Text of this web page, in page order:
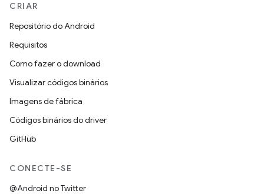
CRIAR
Repositório do Android
Requisitos
Como fazer o download
Visualizar códigos binários
Imagens de fábrica
Códigos binários do driver
GitHub
CONECTE-SE
@Android no Twitter